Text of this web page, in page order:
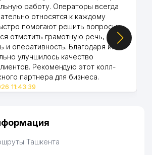
работу. Операторы всегда
относятся к каждому
помогают решить вопросы.
отметить грамотную речь,
и оперативность. Благодаря их
улучшилось качество
Рекомендую этот колл-
партнера для бизнеса.
11:43:39
Ташкента